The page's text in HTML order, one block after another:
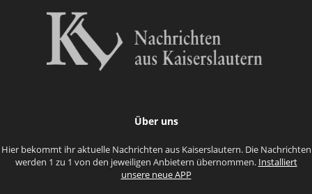
Über uns
Hier bekommt ihr aktuelle Nachrichten aus Kaiserslautern. Die Nachrichten
werden 1 zu 1 von den jeweiligen Anbietern übernommen. Installiert
unsere neue APP